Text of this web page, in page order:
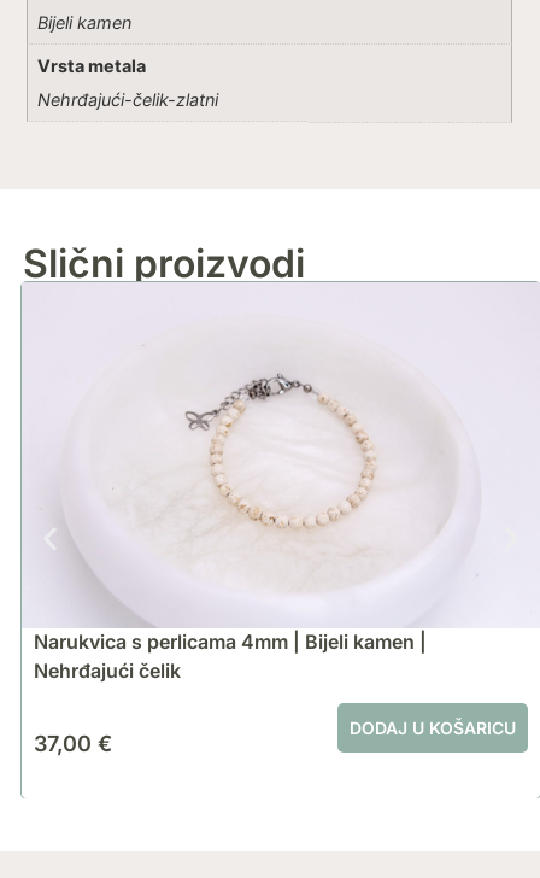
Bijeli kamen
Vrsta metala
Nehrđajući-čelik-zlatni
Slični proizvodi
Narukvica s perlicama 4mm | Bijeli kamen |
Nehrđajući čelik
37,00 €
DODAJ U KOŠARICU